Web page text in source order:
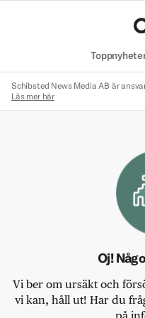
Schibsted News Media AB är
Läs mer här
Oj!
Vi ber om ursäkt och
vi kan, håll ut! Har du